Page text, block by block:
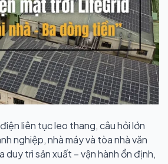
liên tục leo thang, câu hỏi lớn
nghiệp, nhà máy và tòa nhà văn
duy trì sản xuất – vận hành ổn định,